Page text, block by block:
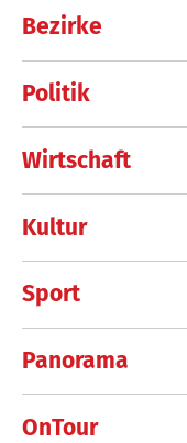
Bezirke
Politik
Wirtschaft
Kultur
Sport
Panorama
OnTour